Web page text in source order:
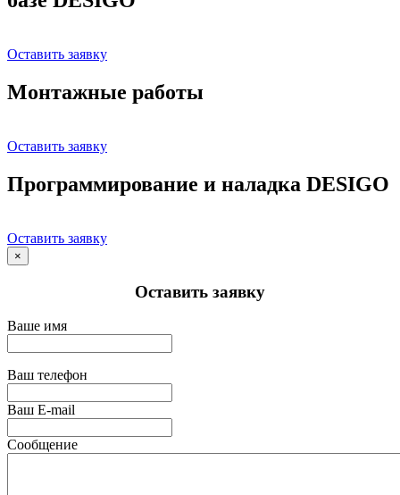
Оставить заявку
Монтажные работы
Оставить заявку
Программирование и наладка DESIGO
Оставить заявку
×
Оставить заявку
Ваше имя
Ваш телефон
Ваш E-mail
Сообщение